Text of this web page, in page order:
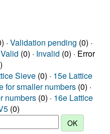
· Validation pending (0) ·
Valid (0) · Invalid (0) · Error
Sieve (0) · 15e Lattice
for smaller numbers (0) ·
numbers (0) · 16e Lattice
(0)